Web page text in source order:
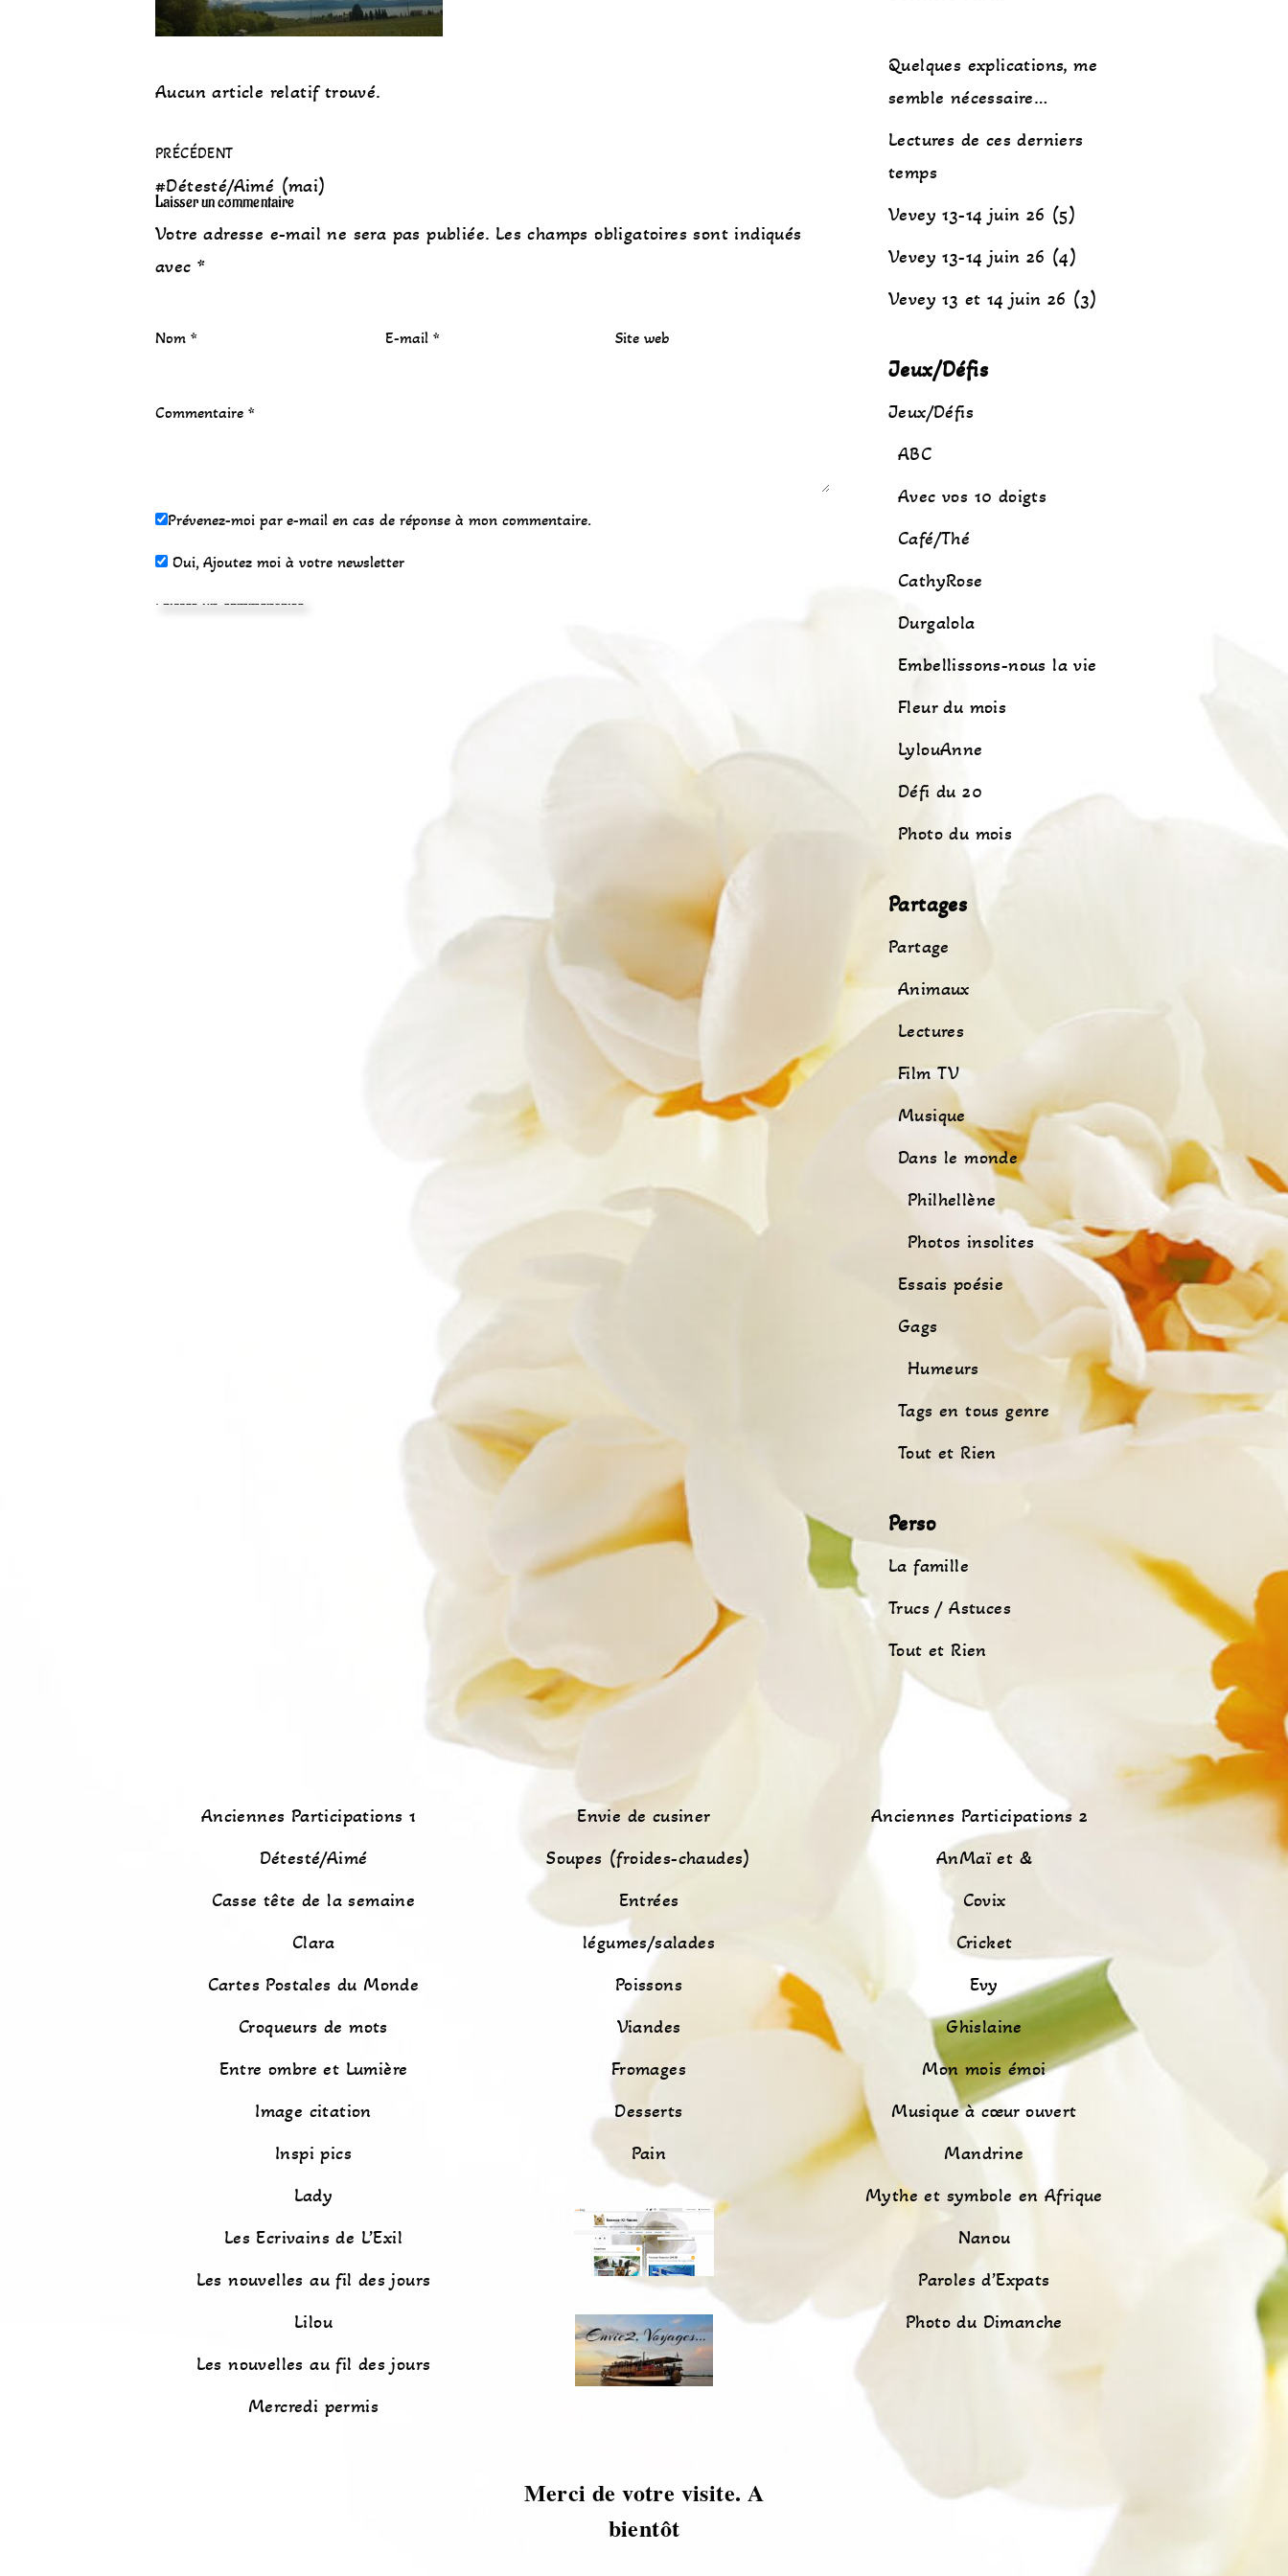
Aucun article relatif trouvé.
PRÉCÉDENT
#Détesté/Aimé (mai)
Laisser un commentaire
Votre adresse e-mail ne sera pas publiée. Les champs obligatoires sont indiqués
avec *
Nom * E-mail * Site web
Commentaire *
Prévenez-moi par e-mail en cas de réponse à mon commentaire.
Oui, Ajoutez moi à votre newsletter
Quelques explications, me
semble nécessaire…
Lectures de ces derniers
temps
Vevey 13-14 juin 26 (5)
Vevey 13-14 juin 26 (4)
Vevey 13 et 14 juin 26 (3)
Jeux/Défis
Jeux/Défis
ABC
Avec vos 10 doigts
Café/Thé
CathyRose
Durgalola
Embellissons-nous la vie
Fleur du mois
LylouAnne
Défi du 20
Photo du mois
Partages
Partage
Animaux
Lectures
Film TV
Musique
Dans le monde
Philhellène
Photos insolites
Essais poésie
Gags
Humeurs
Tags en tous genre
Tout et Rien
Perso
La famille
Trucs / Astuces
Tout et Rien
Anciennes Participations 1
Détesté/Aimé
Casse tête de la semaine
Clara
Cartes Postales du Monde
Croqueurs de mots
Entre ombre et Lumière
Image citation
Inspi pics
Lady
Les Ecrivains de L’Exil
Les nouvelles au fil des jours
Lilou
Les nouvelles au fil des jours
Mercredi permis
Envie de cusiner
Soupes (froides-chaudes)
Entrées
légumes/salades
Poissons
Viandes
Fromages
Desserts
Pain
Anciennes Participations 2
AnMaï et &
Covix
Cricket
Evy
Ghislaine
Mon mois émoi
Musique à cœur ouvert
Mandrine
Mythe et symbole en Afrique
Nanou
Paroles d’Expats
Photo du Dimanche
Merci de votre visite. A
bientôt